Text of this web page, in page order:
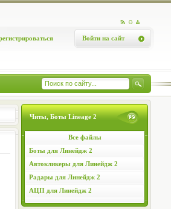
Войти на сайт
Читы, Боты Lineage 2
Все файлы
Боты для Линейдж 2
Автокликеры для Линейдж 2
Радары для Линейдж 2
АЦП для Линейдж 2